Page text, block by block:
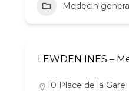
Medecin
LEWDEN INES –
10 Place de la Gare